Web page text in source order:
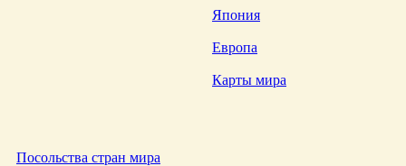
Япония
Европа
Карты мира
Посольства стран мира